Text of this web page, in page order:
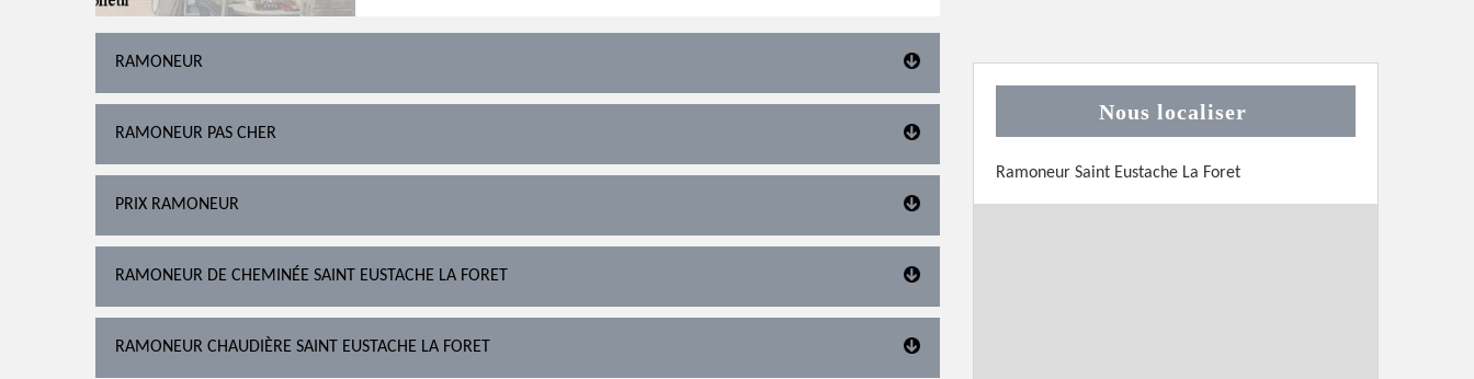
RAMONEUR
RAMONEUR PAS CHER
PRIX RAMONEUR
RAMONEUR DE CHEMINÉE SAINT EUSTACHE LA FORET
RAMONEUR CHAUDIÈRE SAINT EUSTACHE LA FORET
Nous localiser
Ramoneur Saint Eustache La Foret